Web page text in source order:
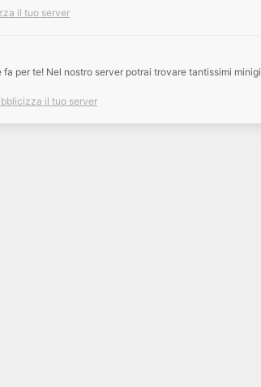
il tuo server
per te! Nel nostro server potrai trovare tantissimi
il tuo server